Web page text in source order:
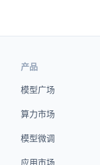
产品
模型广场
算力市场
模型微调
应用市场